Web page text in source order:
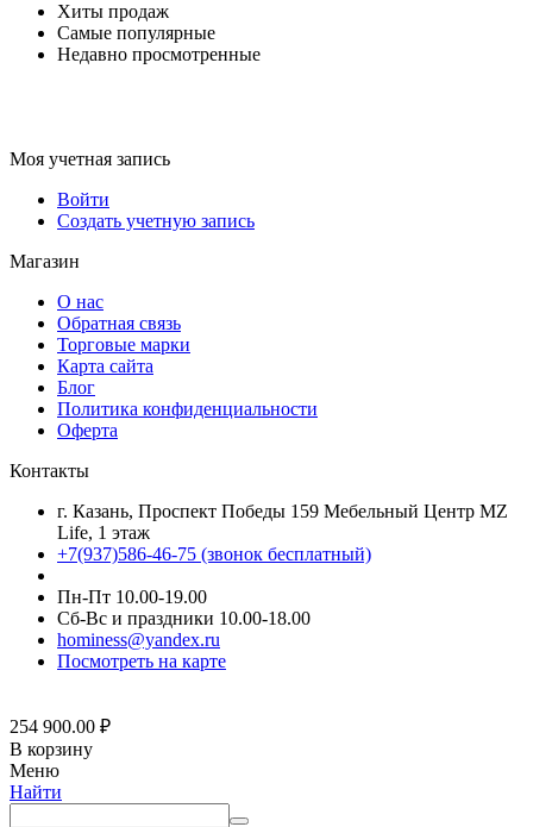
Хиты продаж
Самые популярные
Недавно просмотренные
Моя учетная запись
Войти
Создать учетную запись
Магазин
О нас
Обратная связь
Торговые марки
Карта сайта
Блог
Политика конфиденциальности
Оферта
Контакты
г. Казань, Проспект Победы 159 Мебельный Центр MZ
Life, 1 этаж
+7(937)586-46-75 (звонок бесплатный)
Пн-Пт 10.00-19.00
Сб-Вс и праздники 10.00-18.00
hominess@yandex.ru
Посмотреть на карте
254 900.00 ₽
В корзину
Меню
Найти